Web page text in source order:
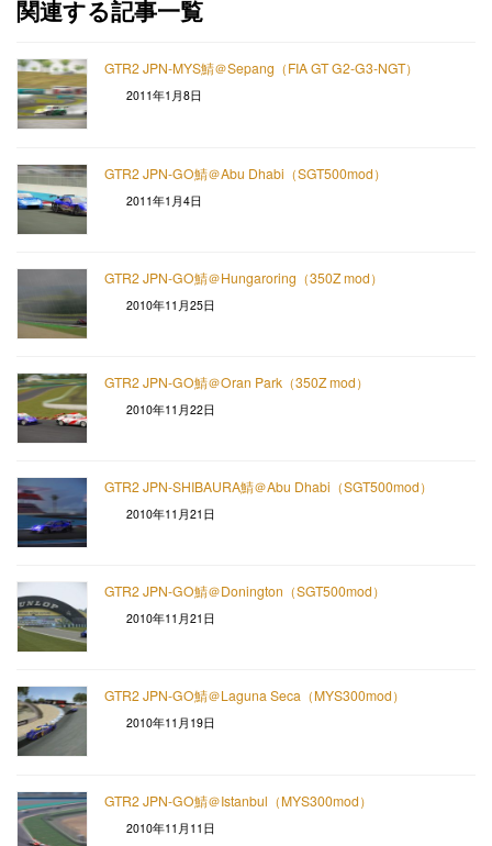
関連する記事一覧
GTR2 JPN-MYS鯖＠Sepang（FIA GT G2-G3-NGT）
2011年1月8日
GTR2 JPN-GO鯖＠Abu Dhabi（SGT500mod）
2011年1月4日
GTR2 JPN-GO鯖＠Hungaroring（350Z mod）
2010年11月25日
GTR2 JPN-GO鯖＠Oran Park（350Z mod）
2010年11月22日
GTR2 JPN-SHIBAURA鯖＠Abu Dhabi（SGT500mod）
2010年11月21日
GTR2 JPN-GO鯖＠Donington（SGT500mod）
2010年11月21日
GTR2 JPN-GO鯖＠Laguna Seca（MYS300mod）
2010年11月19日
GTR2 JPN-GO鯖＠Istanbul（MYS300mod）
2010年11月11日